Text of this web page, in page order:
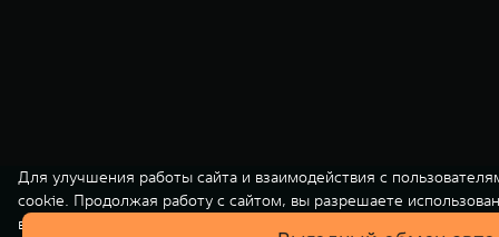
Для улучшения работы сайта и взаимодействия с
cookie. Продолжая работу с сайтом, вы разрешаете
вашей персональной информации на нашем сайте